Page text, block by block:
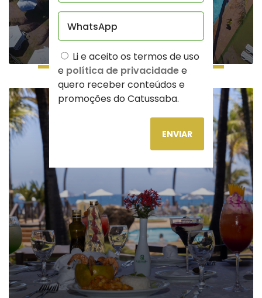
Li e aceito os termos de uso
e política de privacidadee
quero receber conteúdos e
promoções do Catussaba.
ENVIAR
DIVERSÃO E ENTRETENIMENTO